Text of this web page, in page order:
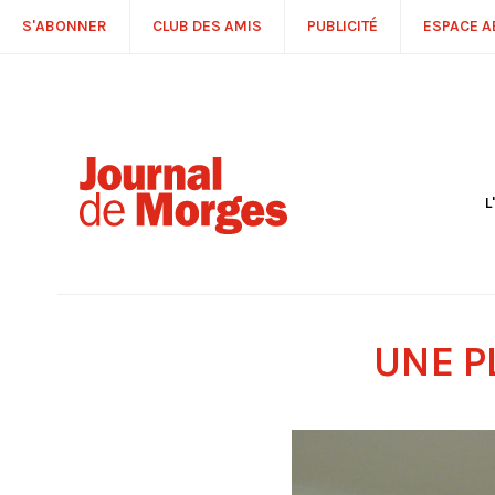
S'ABONNER CLUB DES AMIS PUBLICITÉ ESPACE
UNE